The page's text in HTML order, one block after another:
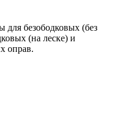
для безободковых (без
(на леске) и
оправ.